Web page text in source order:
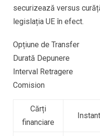
securizează versus
legislația UE în efect.
Opțiune de Transfer
Durată Depunere
Interval Retragere
Comision
Cărți
financiare
Instant